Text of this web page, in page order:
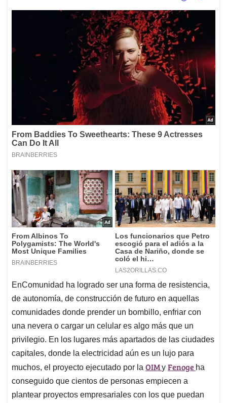
EnComunidad ha logrado ser una forma de resistencia,
de autonomía, de construcción de futuro en aquellas
comunidades donde prender un bombillo, enfriar con
una nevera o cargar un celular es algo más que un
privilegio. En los lugares más apartados de las ciudades
capitales, donde la electricidad aún es un lujo para
muchos, el proyecto ejecutado por la OIMy Fenoge ha
conseguido que cientos de personas empiecen a
plantear proyectos empresariales con los que puedan